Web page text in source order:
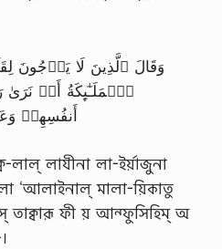
ٱلۡمَلَـٰٓٮِٕكَةُ أَوۡ نَرَىٰ
أَنفُسِهِمۡ
লাল্ লাযীনা লা-ইর্য়াজুনা
‘আলাইনাল্ মালা-য়িকাতু
তাক্বারূ ফী য় আন্ফুসিহিম্ অ